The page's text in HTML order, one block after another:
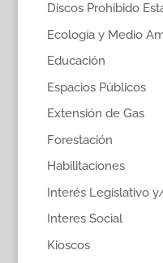
Discos Prohibido
Ecología y Medio
Educación
Espacios Públicos
Extensión de Gas
Forestación
Habilitaciones
Interés Legislativo
Interes Social
Kioscos